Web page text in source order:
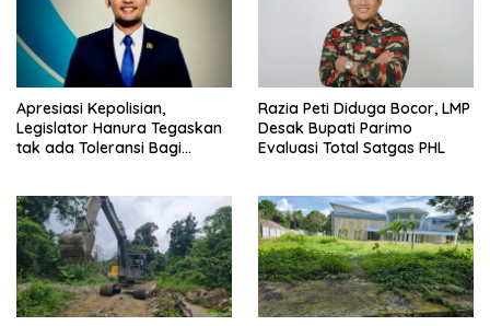
Apresiasi Kepolisian,
Legislator Hanura Tegaskan
tak ada Toleransi Bagi
Razia Peti Diduga Bocor, LMP
Desak Bupati Parimo
Evaluasi Total Satgas PHL